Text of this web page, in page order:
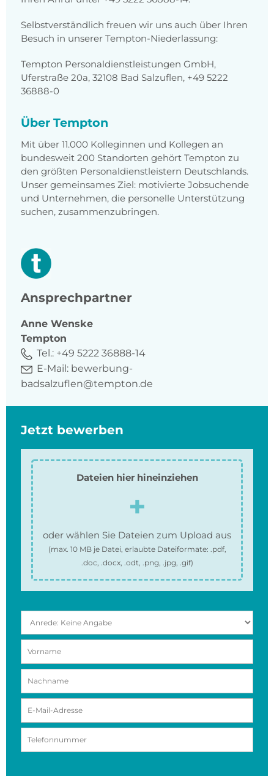
Selbstverständlich freuen wir uns auch über Ihren
Besuch in unserer Tempton-Niederlassung:
Tempton Personaldienstleistungen GmbH,
Uferstraße 20a, 32108 Bad Salzuflen, +49 5222
36888-0
Über Tempton
Mit über 11.000 Kolleginnen und Kollegen an
bundesweit 200 Standorten gehört Tempton zu
den größten Personaldienstleistern Deutschlands.
Unser gemeinsames Ziel: motivierte Jobsuchende
und Unternehmen, die personelle Unterstützung
suchen, zusammenzubringen.
Ansprechpartner
Anne Wenske
Tempton
Tel.: +49 5222 36888-14
E-Mail: bewerbung-
badsalzuflen@tempton.de
Jetzt bewerben
Dateien hier hineinziehen
oder wählen Sie Dateien zum Upload aus
(max. 10 MBje Datei, erlaubte Dateiformate: .pdf,
.doc, .docx, .odt, .png, .jpg, .gif)